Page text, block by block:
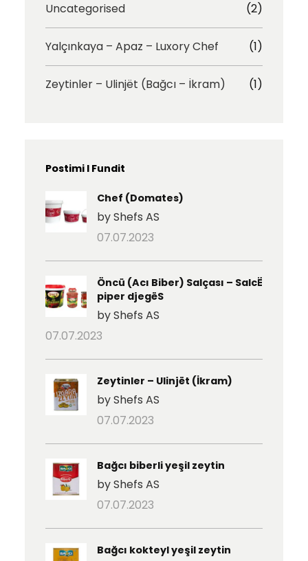
Uncategorised (2)
Yalçınkaya – Apaz – Luxory Chef (1)
Zeytinler – Ulinjët (Bağcı – İkram) (1)
Postimi I Fundit
Chef (Domates)
by Shefs AS
07.07.2023
Öncü (Acı Biber) Salçası – SalcË
piper djegëS
by Shefs AS
07.07.2023
Zeytinler – Ulinjët (İkram)
by Shefs AS
07.07.2023
Bağcı biberli yeşil zeytin
by Shefs AS
07.07.2023
Bağcı kokteyl yeşil zeytin